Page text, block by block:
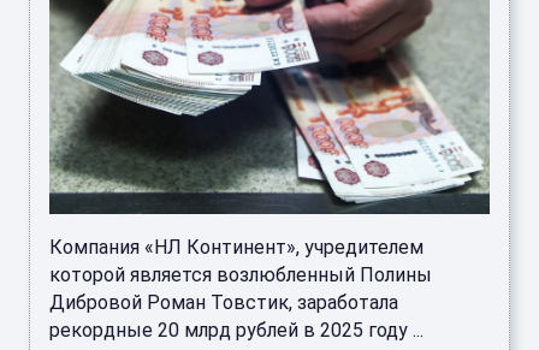
Компания «НЛ Континент», учредителем
которой является возлюбленный Полины
Дибровой Роман Товстик, заработала
рекордные 20 млрд рублей в 2025 году ...